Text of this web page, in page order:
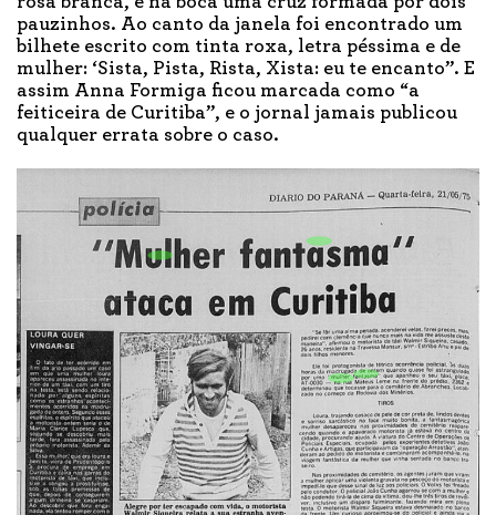
pauzinhos. Ao canto da janela foi encontrado um
bilhete escrito com tinta roxa, letra péssima e de
mulher: ‘Sista, Pista, Rista, Xista: eu te encanto”. E
assim Anna Formiga ficou marcada como “a
feiticeira de Curitiba”, e o jornal jamais publicou
qualquer errata sobre o caso.